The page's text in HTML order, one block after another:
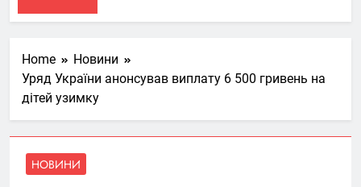
Home
Новини
Уряд України анонсував виплату 6 500 гривень на
дітей узимку
НОВИНИ